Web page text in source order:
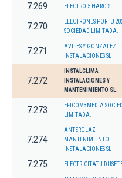
7.269 ELECTRO 5 HARO SL.
7.270
ELECTRONES PORTU
SOCIEDAD LIMITADA.
7.271
AVILES Y GONZALEZ
INSTALACIONES SL
7.272
INSTALCLIMA
INSTALACIONES Y
MANTENIMIENTO SL.
7.273
EFICOM3MEDIA
LIMITADA.
7.274
ANTEROLAZ
MANTENIMIENTO E
INSTALACIONES SL
7.275 ELECTRICITAT J DUSET